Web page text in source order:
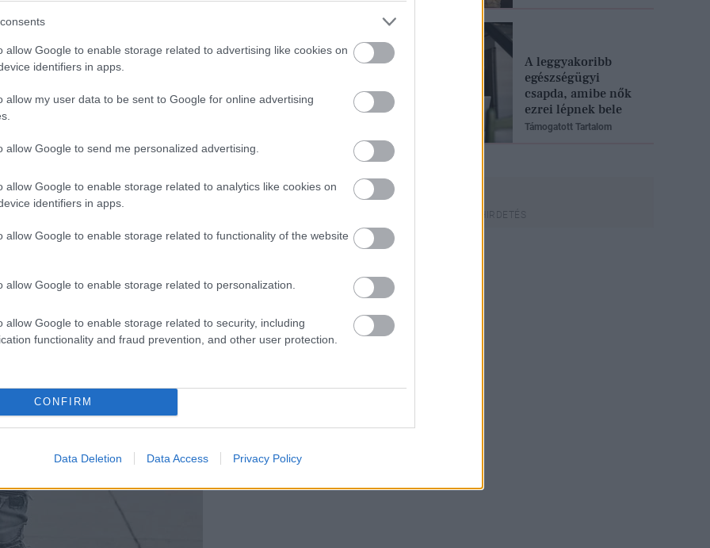
allow Google to enable storage related to advertising like cookies on
identifiers in apps.
allow my user data to be sent to Google for online advertising
allow Google to send me personalized advertising.
allow Google to enable storage related to analytics like cookies on
identifiers in apps.
allow Google to enable storage related to functionality of the website
allow Google to enable storage related to personalization.
allow Google to enable storage related to security, including
functionality and fraud prevention, and other user protection.
CONFIRM
Data Deletion Data Access Privacy Policy
A leggyakoribb
egészségügyi
csapda, amibe nők
ezrei lépnek bele
Támogatott Tartalom